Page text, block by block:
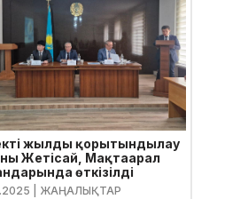
жылды қорытындылау
Жетісай, Мақтаарал
өткізілді
| ЖАҢАЛЫҚТАР